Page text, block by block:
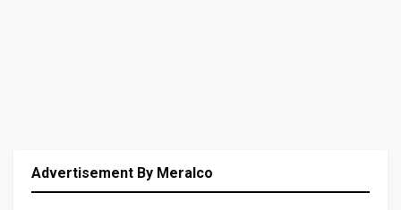
Advertisement By Meralco